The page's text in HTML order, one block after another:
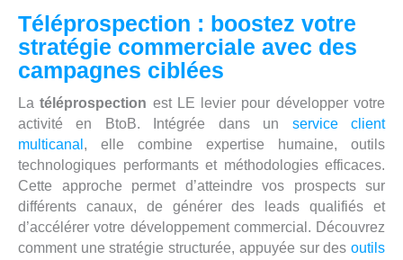
Téléprospection : boostez votre
stratégie commerciale avec des
campagnes ciblées
Latéléprospection est LE levier pour développer votre
activité en BtoB. Intégrée dans un service client
multicanal , elle combine expertise humaine, outils
technologiques performants et méthodologies efficaces.
Cette approche permet d’atteindre vos prospects sur
différents canaux, de générer des leads qualifiés et
d’accélérer votre développement commercial. Découvrez
comment une stratégie structurée, appuyée sur des outils